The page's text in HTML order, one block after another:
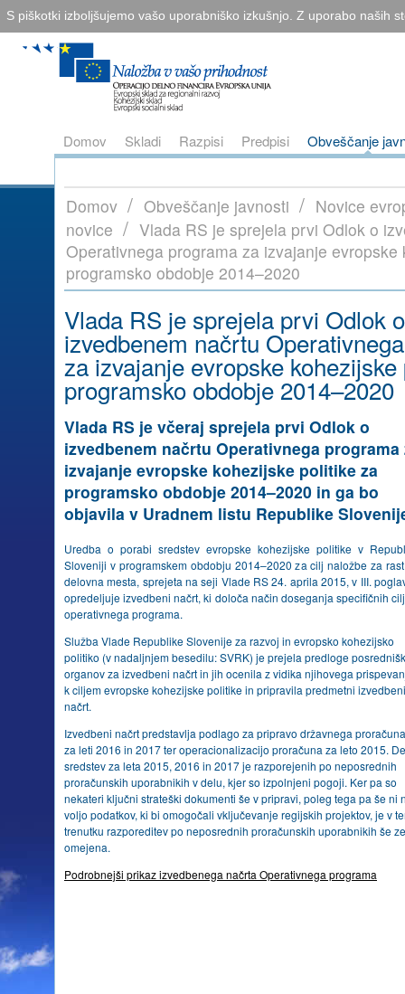
S piškotki izboljšujemo vašo uporabniško izkušnjo. Z uporabo naših
Domov Skladi Razpisi Predpisi Obveščanje
Domov / Obveščanje javnosti / Novice
novice / Vlada RS je sprejela prvi Odlok o
Operativnega programa za izvajanje
programsko obdobje 2014–2020
Vlada RS je sprejela prvi Odlok o
izvedbenem načrtu
za izvajanje evropske
programsko obdobje 2014–2020
Vlada RS je včeraj sprejela prvi Odlok o
izvedbenem načrtu Operativnega programa
izvajanje evropske kohezijske politike za
programsko obdobje 2014–2020 in ga bo
objavila v Uradnem listu Republike
Uredba o porabi sredstev evropske kohezijske politike v
Sloveniji v programskem obdobju 2014–2020 za cilj naložbe za
delovna mesta, sprejeta na seji Vlade RS 24. aprila 2015, v III.
opredeljuje izvedbeni načrt, ki določa način doseganja specifičnih
operativnega programa.
Služba Vlade Republike Slovenije za razvoj in evropsko kohezijsko
politiko (v nadaljnjem besedilu: SVRK) je prejela predloge
organov za izvedbeni načrt in jih ocenila z vidika njihovega
k ciljem evropske kohezijske politike in pripravila predmetni izvedbeni
načrt.
Izvedbeni načrt predstavlja podlago za pripravo državnega proračuna
za leti 2016 in 2017 ter operacionalizacijo proračuna za leto 2015.
sredstev za leta 2015, 2016 in 2017 je razporejenih po neposrednih
proračunskih uporabnikih v delu, kjer so izpolnjeni pogoji. Ker pa so
nekateri ključni strateški dokumenti še v pripravi, poleg tega pa še ni
voljo podatkov, ki bi omogočali vključevanje regijskih projektov, je v
trenutku razporeditev po neposrednih proračunskih uporabnikih še
omejena.
Podrobnejši prikaz izvedbenega načrta Operativnega programa